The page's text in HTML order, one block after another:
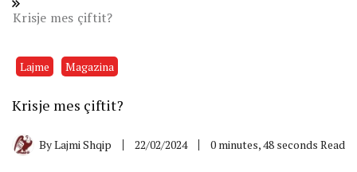
Krisje mes çiftit?
Lajme Magazina
Krisje mes çiftit?
ByLajmi Shqip 22/02/2024 0 minutes, 48 seconds Read